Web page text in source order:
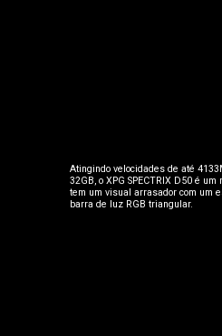
Atingindo velocidades de até
32GB, o XPG SPECTRIX D50 é
tem um visual arrasador com um
barra de luz RGB triangular.